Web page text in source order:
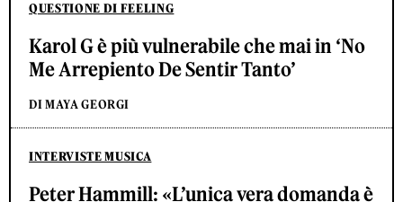
QUESTIONE DI FEELING
Karol G è più vulnerabile che mai in ‘No
Me Arrepiento De Sentir Tanto’
DI MAYA GEORGI
INTERVISTE MUSICA
Peter Hammill: «L’unica vera domanda è